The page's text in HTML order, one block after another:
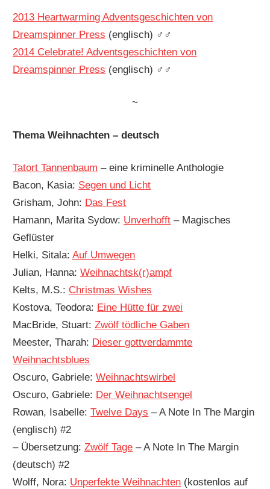
2013 Heartwarming Adventsgeschichten von
Dreamspinner Press (englisch) ♂♂
2014 Celebrate! Adventsgeschichten von
Dreamspinner Press (englisch) ♂♂
~
Thema Weihnachten – deutsch
Tatort Tannenbaum – eine kriminelle Anthologie
Bacon, Kasia: Segen und Licht
Grisham, John: Das Fest
Hamann, Marita Sydow: Unverhofft – Magisches
Geflüster
Helki, Sitala:Auf Umwegen
Julian, Hanna:Weihnachtsk(r)ampf
Kelts, M.S.: Christmas Wishes
Kostova, Teodora: Eine Hütte für zwei
MacBride, Stuart:Zwölf tödliche Gaben
Meester, Tharah: Dieser gottverdammte
Weihnachtsblues
Oscuro, Gabriele:Weihnachtswirbel
Oscuro, Gabriele: Der Weihnachtsengel
Rowan, Isabelle:Twelve Days – A Note In The Margin
(englisch) #2
– Übersetzung:Zwölf Tage – A Note In The Margin
(deutsch) #2
Wolff, Nora: Unperfekte Weihnachten (kostenlos auf